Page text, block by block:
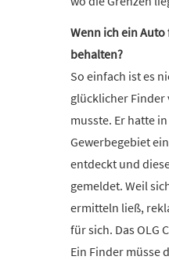
Wenn ich ein
behalten?
So einfach ist es
glücklicher Finder
musste. Er hatte
Gewerbegebiet
entdeckt und
gemeldet. Weil
ermitteln ließ,
für sich. Das OLG
Ein Finder müsse